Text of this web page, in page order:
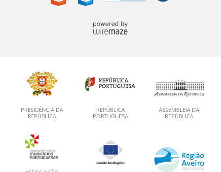
PRESIDÊNCIA DA
REPÚBLICA
REPÚBLICA
PORTUGUESA
ASSEMBLEIA DA
REPÚBLICA